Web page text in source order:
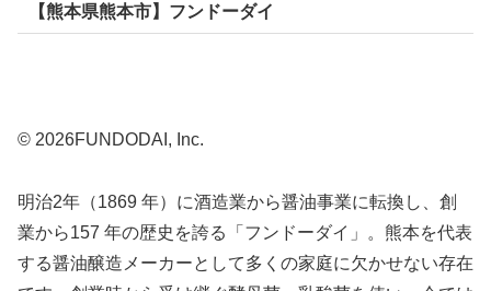
【熊本県熊本市】フンドーダイ
© 2026FUNDODAI, Inc.
明治2年（1869 年）に酒造業から醤油事業に転換し、創
業から157 年の歴史を誇る「フンドーダイ」。熊本を代表
する醤油醸造メーカーとして多くの家庭に欠かせない存在